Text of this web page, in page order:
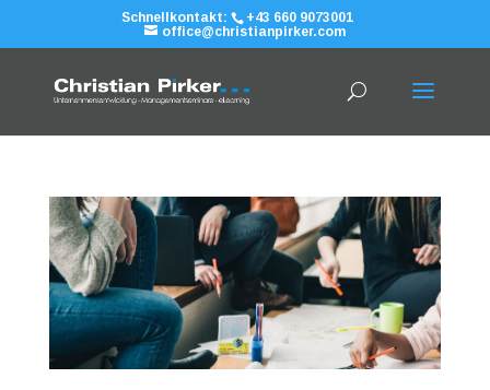
Schnellkontakt:
+43 660 9073001
office@christianpirker.com